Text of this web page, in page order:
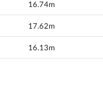
16.74m
17.62m
16.13m